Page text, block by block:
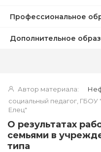
Профессиональное
Дополнительное
Автор материала:
социальный педагог, ГБОУ
Елец"
О результатах
семьями в
типа